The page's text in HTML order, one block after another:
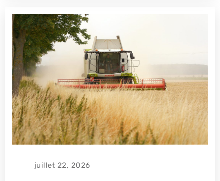
juillet 22, 2026